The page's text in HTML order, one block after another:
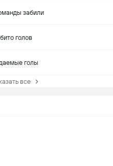
забили
голов
голы
все